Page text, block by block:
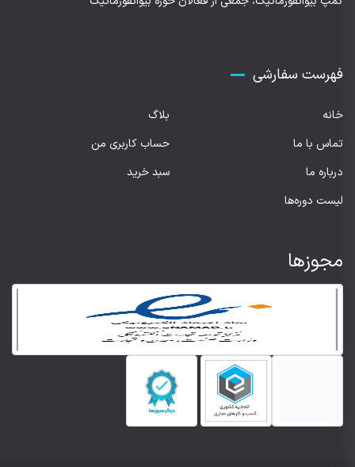
فهرست سفارشی
خانه
بلاگ
تماس با ما
حساب کاربری من
درباره ما
سبد خرید
لیست دوره‌ها
مجوزها